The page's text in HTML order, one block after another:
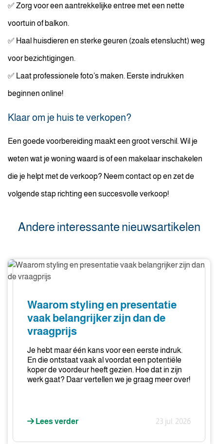
✅ Zorg voor een aantrekkelijke entree met een nette
voortuin of balkon.
✅ Haal huisdieren en sterke geuren (zoals etenslucht) weg
voor bezichtigingen.
✅ Laat professionele foto’s maken. Eerste indrukken
beginnen online!
Klaar om je huis te verkopen?
Een goede voorbereiding maakt een groot verschil. Wil je
weten wat je woning waard is of een makelaar inschakelen
die je helpt met de verkoop? Neem contact op en zet de
volgende stap richting een succesvolle verkoop!
Andere interessante nieuwsartikelen
Waarom
styling
presentatie
belangrijker
vraagprijs
Waarom styling en presentatie
vaak belangrijker zijn dan de
vraagprijs
Je hebt maar één kans voor een eerste indruk.
En die ontstaat vaak al voordat een potentiële
koper de voordeur heeft gezien. Hoe dat in zijn
werk gaat? Daar vertellen we je graag meer over!
Lees verder 23 jul. 2026